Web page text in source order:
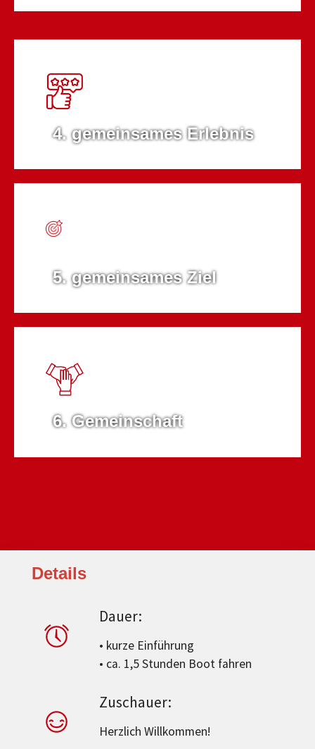
4. gemeinsames Erlebnis
5. gemeinsames Ziel
6. Gemeinschaft
Details
Dauer:
• kurze Einführung
• ca. 1,5 Stunden Boot fahren
Zuschauer:
Herzlich Willkommen!